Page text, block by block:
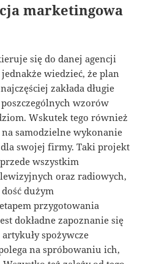
marketingowa
się do danej agencji
wiedzieć, że plan
zakłada długie
wzorów
Wskutek tego również
samodzielne wykonanie
swojej firmy. Taki projekt
wszystkim
oraz radiowych,
dużym
przygotowania
dokładne zapoznanie się
spożywcze
na spróbowaniu ich,